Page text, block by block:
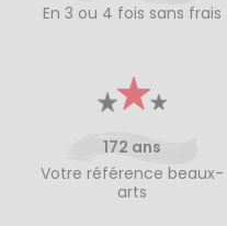
En 3 ou 4 fois sans frais
172 ans
Votre référence beaux-
arts